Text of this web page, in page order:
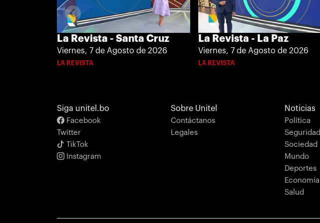
La Revista - Santa Cruz
Viernes, 7 de Agosto de 2026
LA REVISTA
La Revista - La Paz
Viernes, 7 de Agosto de 2026
LA REVISTA
Siga unitel.bo
Facebook
Twitter
TikTok
Instagram
Sobre Unitel
Contáctanos
Legales
Noticias
Política
Seguridad
Sociedad
Mundo
Deportes
Economía
Salud